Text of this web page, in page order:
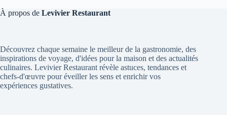
À propos de Levivier Restaurant
Découvrez chaque semaine le meilleur de la gastronomie, des
inspirations de voyage, d'idées pour la maison et des actualités
culinaires. Levivier Restaurant révèle astuces, tendances et
chefs-d'œuvre pour éveiller les sens et enrichir vos
expériences gustatives.